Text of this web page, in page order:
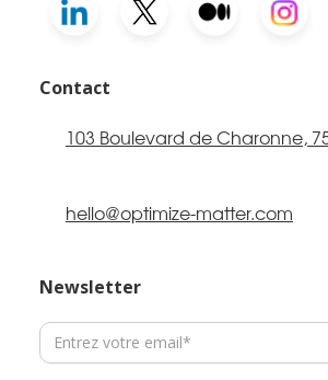
Contact
103 Boulevard de Charonne,
hello@optimize-matter.com
Newsletter